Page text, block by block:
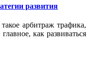
развития
арбитраж трафика,
как развиваться